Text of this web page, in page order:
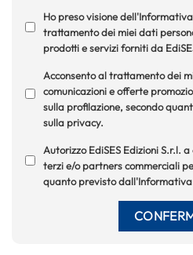
Ho preso visione
trattamento dei miei dati
prodotti e servizi forniti da
Acconsento al trattamento dei
comunicazioni e offerte
sulla profilazione, secondo
sulla privacy.
Autorizzo EdiSES Edizioni S.r.l.
terzi e/o partners commerciali
quanto previsto